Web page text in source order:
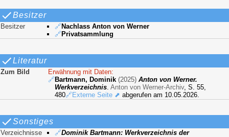
Besitzer
Besitzer 🔗Nachlass Anton von Werner
🔗Privatsammlung
Literatur
Zum Bild
Erwähnung mit Daten:
🔗Bartmann, Dominik (2025) Anton von Werner.
Werkverzeichnis.Anton von Werner-Archiv, S. 55,
480🔗Externe Seite ⬈ abgerufen am 10.05.2026.
Sonstiges
Verzeichnisse 🔗Dominik Bartmann: Werkverzeichnis der